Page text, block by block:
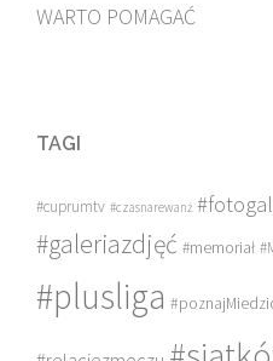
WARTO POMAGAĆ
TAGI
#cuprumtv #czasnarewanż
#galeriazdjęć #memoriał
#plusliga